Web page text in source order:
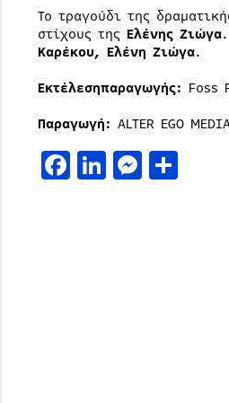
Το τραγούδι της
στίχους της Ελένης Ζιώγα.
Καρέκου, Ελένη Ζιώγα.
Εκτέλεσηπαραγωγής: Foss
Παραγωγή: ALTER EGO
Facebook
LinkedIn